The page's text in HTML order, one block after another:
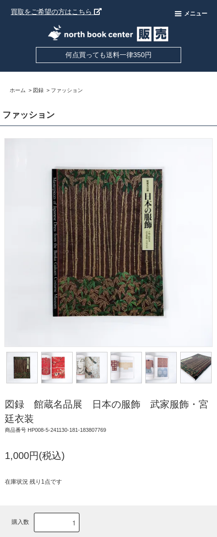
買取をご希望の方はこちら メニュー
何点買っても送料一律350円
ホーム > 図録 > ファッション
ファッション
図録 館蔵名品展 日本の服飾 武家服飾・宮
廷衣装
商品番号 HP008-5-241130-181-183807769
1,000円(税込)
在庫状況 残り1点です
購入数